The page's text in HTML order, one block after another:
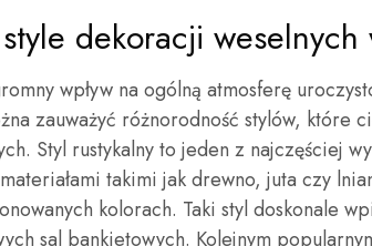
dekoracji
wpływ na ogólną atmosferę
zauważyć różnorodność stylów, które
Styl rustykalny to jeden z najczęściej
takimi jak drewno, juta czy
kolorach. Taki styl doskonale
sal bankietowych. Kolejnym